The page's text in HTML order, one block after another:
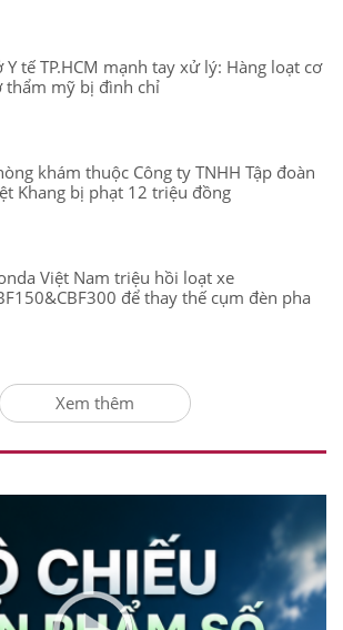
Y tế TP.HCM mạnh tay xử lý: Hàng loạt cơ
thẩm mỹ bị đình chỉ
khám thuộc Công ty TNHH Tập đoàn
Khang bị phạt 12 triệu đồng
Việt Nam triệu hồi loạt xe
để thay thế cụm đèn pha
Xem thêm